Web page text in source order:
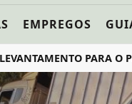
EMPREGOS
PARA O PLANO